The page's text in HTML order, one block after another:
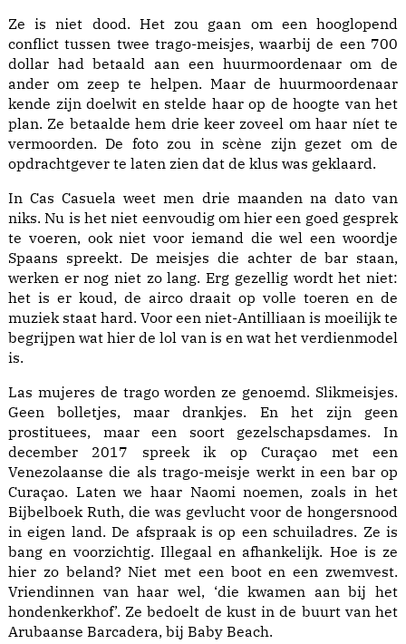
Ze is niet dood. Het zou gaan om een hooglopend
conflict tussen twee trago-meisjes, waarbij de een 700
dollar had betaald aan een huurmoordenaar om de
ander om zeep te helpen. Maar de huurmoordenaar
kende zijn doelwit en stelde haar op de hoogte van het
plan. Ze betaalde hem drie keer zoveel om haar níet te
vermoorden. De foto zou in scène zijn gezet om de
opdrachtgever te laten zien dat de klus was geklaard.
In Cas Casuela weet men drie maanden na dato van
niks. Nu is het niet eenvoudig om hier een goed gesprek
te voeren, ook niet voor iemand die wel een woordje
Spaans spreekt. De meisjes die achter de bar staan,
werken er nog niet zo lang. Erg gezellig wordt het niet:
het is er koud, de airco draait op volle toeren en de
muziek staat hard. Voor een niet-Antilliaan is moeilijk te
begrijpen wat hier de lol van is en wat het verdienmodel
is.
Las mujeres de trago worden ze genoemd. Slikmeisjes.
Geen bolletjes, maar drankjes. En het zijn geen
prostituees, maar een soort gezelschapsdames. In
december 2017 spreek ik op Curaçao met een
Venezolaanse die als trago-meisje werkt in een bar op
Curaçao. Laten we haar Naomi noemen, zoals in het
Bijbelboek Ruth, die was gevlucht voor de hongersnood
in eigen land. De afspraak is op een schuiladres. Ze is
bang en voorzichtig. Illegaal en afhankelijk. Hoe is ze
hier zo beland? Niet met een boot en een zwemvest.
Vriendinnen van haar wel, ‘die kwamen aan bij het
hondenkerkhof’. Ze bedoelt de kust in de buurt van het
Arubaanse Barcadera, bij Baby Beach.